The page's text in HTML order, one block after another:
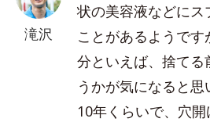
滝沢
状の美容液などにス
ことがあるようで
分といえば、捨て
うかが気になると
10年くらいで、穴